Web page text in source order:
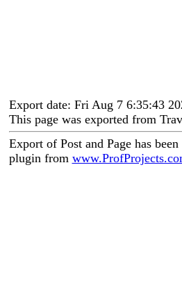
Export date: Fri Aug 7 6:35:43
This page was exported from
Export of Post and Page has
plugin from